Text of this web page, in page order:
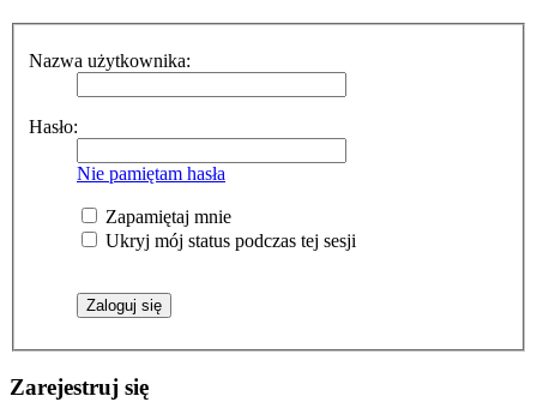
Nazwa użytkownika:
Hasło:
Nie pamiętam hasła
Zapamiętaj mnie
Ukryj mój status podczas tej sesji
Zarejestruj się